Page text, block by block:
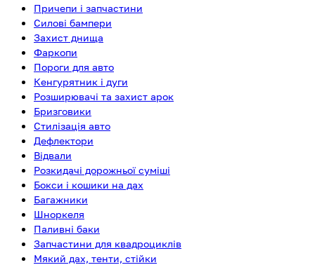
Причепи і запчастини
Силові бампери
Захист днища
Фаркопи
Пороги для авто
Кенгурятник і дуги
Розширювачі та захист арок
Бризговики
Стилізація авто
Дефлектори
Відвали
Розкидачі дорожньої суміші
Бокси і кошики на дах
Багажники
Шноркеля
Паливні баки
Запчастини для квадроциклів
Мякий дах, тенти, стійки